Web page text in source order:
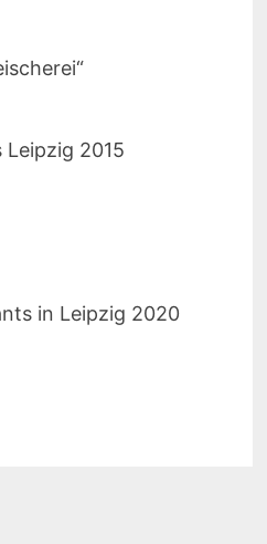
2015
in Leipzig 2020